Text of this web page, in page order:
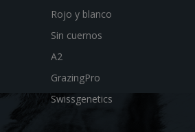
Rojo y blanco
Sin cuernos
A2
GrazingPro
Swissgenetics